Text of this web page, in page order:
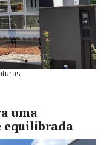
uma
equilibrada